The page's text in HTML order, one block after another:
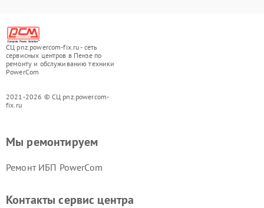
СЦ pnz.powercom-fix.ru - сеть
сервисных центров в Пензе по
ремонту и обслуживанию техники
PowerCom
2021-2026 © СЦ pnz.powercom-
fix.ru
Мы ремонтируем
Ремонт ИБП PowerCom
Контакты сервис центра